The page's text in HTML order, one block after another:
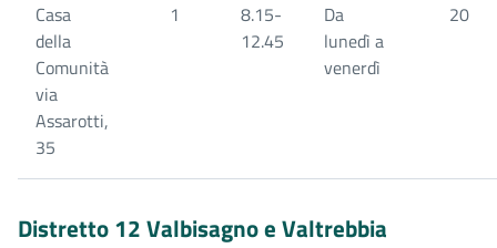
Casa
della
Comunità
via
Assarotti,
35
1
8.15-
12.45
Da
lunedì a
venerdì
20
Distretto 12 Valbisagno e Valtrebbia